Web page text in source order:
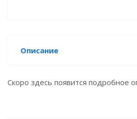
Описание
Скоро здесь появится подробное